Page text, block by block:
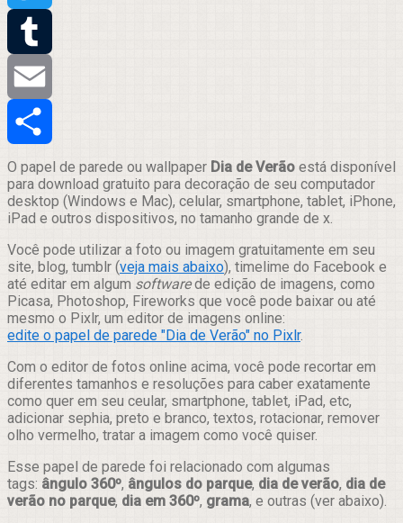
Twitter
Tumblr
Email
Compartilhar
O papel de parede ou wallpaper Dia de Verão está disponível
para download gratuito para decoração de seu computador
desktop (Windows e Mac), celular, smartphone, tablet, iPhone,
iPad e outros dispositivos, no tamanho grande de x.
Você pode utilizar a foto ou imagem gratuitamente em seu
site, blog, tumblr (veja mais abaixo), timelime do Facebook e
até editar em algum softwarede edição de imagens, como
Picasa, Photoshop, Fireworks que você pode baixar ou até
mesmo o Pixlr, um editor de imagens online:
edite o papel de parede "Dia de Verão" no Pixlr.
Com o editor de fotos online acima, você pode recortar em
diferentes tamanhos e resoluções para caber exatamente
como quer em seu ceular, smartphone, tablet, iPad, etc,
adicionar sephia, preto e branco, textos, rotacionar, remover
olho vermelho, tratar a imagem como você quiser.
Esse papel de parede foi relacionado com algumas
tags: ângulo 360º, ângulos do parque, dia de verão, dia de
verão no parque, dia em 360º, grama, e outras (ver abaixo).